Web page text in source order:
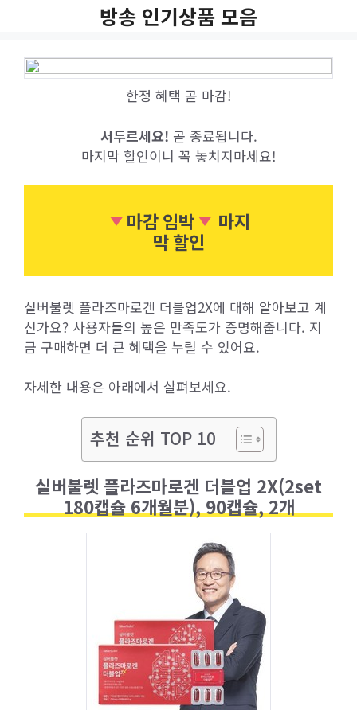
방송 인기상품 모음
한정 혜택 곧 마감!
서두르세요! 곧 종료됩니다.
마지막 할인이니 꼭 놓치지마세요!
마감 임박
마지
막 할인
실버불렛 플라즈마로겐 더블업2X에 대해 알아보고 계
신가요? 사용자들의 높은 만족도가 증명해줍니다. 지
금 구매하면 더 큰 혜택을 누릴 수 있어요.
자세한 내용은 아래에서 살펴보세요.
추천 순위 TOP 10
실버불렛 플라즈마로겐 더블업 2X(2set
180캡슐 6개월분), 90캡슐, 2개